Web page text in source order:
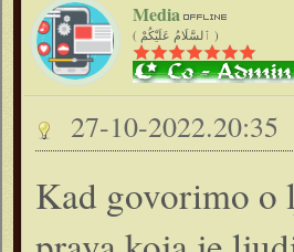
Media
( ٱلسَّلَامُ عَلَيْكُمْ )
27-10-2022.20:35
Kad govorimo o